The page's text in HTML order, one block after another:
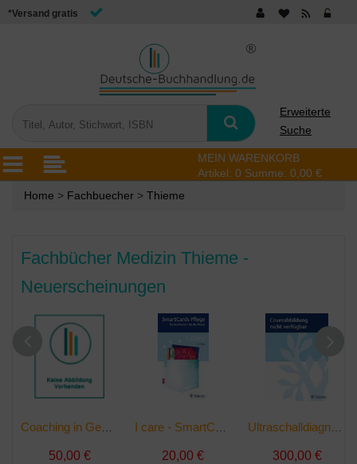
*Versand gratis
Erweiterte
Suche
MEIN WARENKORB
Artikel: 0 Summe: 0,00 €
Home > Fachbuecher > Thieme
Fachbücher Medizin Thieme -
Neuerscheinungen
50,00 € 20,00 € 300,00 €